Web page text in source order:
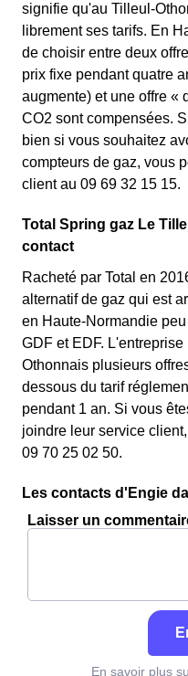
signifie qu'au Tilleul-
librement ses tarifs. En
de choisir entre deux
prix fixe pendant quatre
augmente) et une offre «
CO2 sont compensées.
bien si vous souhaitez
compteurs de gaz, vous
client au 09 69 32 15 15.
Total Spring gaz Le
contact
Racheté par Total en
alternatif de gaz qui est
en Haute-Normandie
GDF et EDF.
Othonnais plusieurs
dessous du tarif
pendant 1 an. Si vous
joindre leur service
09 70 25 02 50.
Les contacts d'Engie
Laisser un
En savoir plus